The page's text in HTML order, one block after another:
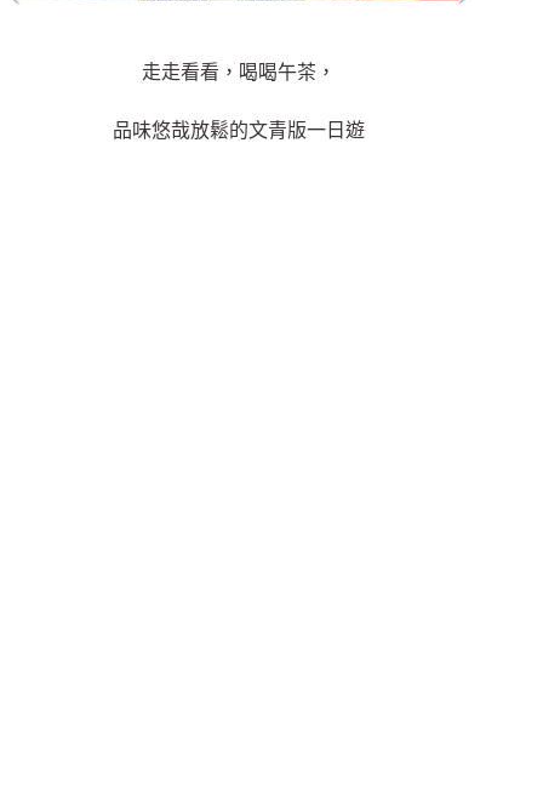
走走看看，喝喝午茶，
品味悠哉放鬆的文青版一日遊